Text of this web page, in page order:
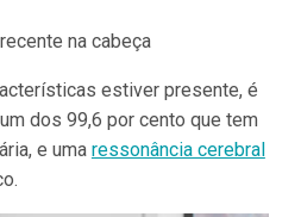
na cabeça
estiver presente, é
dos 99,6 por cento que tem
e uma ressonância cerebral